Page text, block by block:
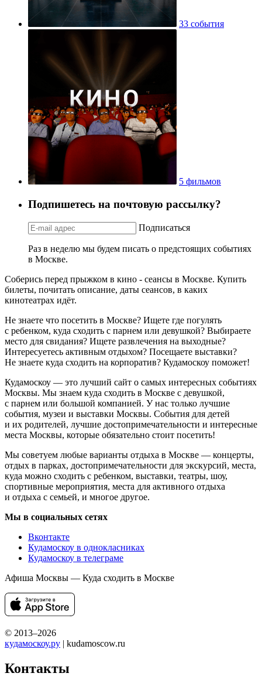
33 события
5 фильмов
Подпишетесь на почтовую рассылку?
Подписаться
Раз в неделю мы будем писать о предстоящих событиях
в Москве.
Соберись перед прыжком в кино - сеансы в Москве. Купить
билеты, почитать описание, даты сеансов, в каких
кинотеатрах идёт.
Не знаете что посетить в Москве? Ищете где погулять
с ребенком, куда сходить с парнем или девушкой? Выбираете
место для свидания? Ищете развлечения на выходные?
Интересуетесь активным отдыхом? Посещаете выставки?
Не знаете куда сходить на корпоратив? Кудамоскоу поможет!
Кудамоскоу — это лучший сайт о самых интересных событиях
Москвы. Мы знаем куда сходить в Москве с девушкой,
с парнем или большой компанией. У нас только лучшие
события, музеи и выставки Москвы. События для детей
и их родителей, лучшие достопримечательности и интересные
места Москвы, которые обязательно стоит посетить!
Мы советуем любые варианты отдыха в Москве — концерты,
отдых в парках, достопримечательности для экскурсий, места,
куда можно сходить с ребенком, выставки, театры, шоу,
спортивные мероприятия, места для активного отдыха
и отдыха с семьей, и многое другое.
Мы в социальных сетях
Вконтакте
Кудамоскоу в однокласниках
Кудамоскоу в телеграме
Афиша Москвы — Куда сходить в Москве
© 2013–2026
кудамоскоу.ру | kudamoscow.ru
Контакты